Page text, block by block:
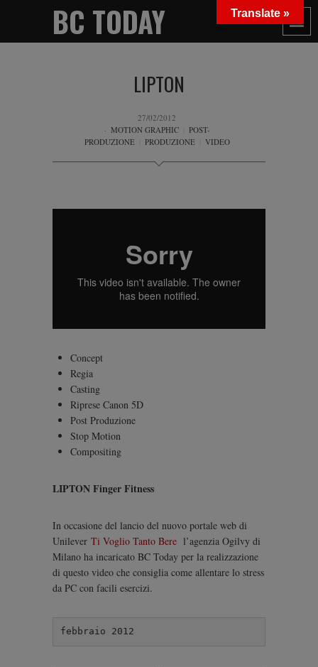
BC TODAY
LIPTON
27/02/2012
MOTION GRAPHIC
POST-
PRODUZIONE
PRODUZIONE VIDEO
Concept
Regia
Casting
Riprese Canon 5D
Post Produzione
Stop Motion
Compositing
LIPTON Finger Fitness
In occasione del lancio del nuovo portale web di
Unilever Ti Voglio Tanto Bere l’agenzia Ogilvy di
Milano ha incaricato BC Today per la realizzazione
di questo video che consiglia come allentare lo stress
da PC con facili esercizi.
febbraio 2012
Translate »